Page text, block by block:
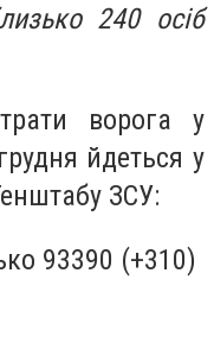
240 осіб
ворога у
йдеться у
ЗСУ:
93390 (+310)